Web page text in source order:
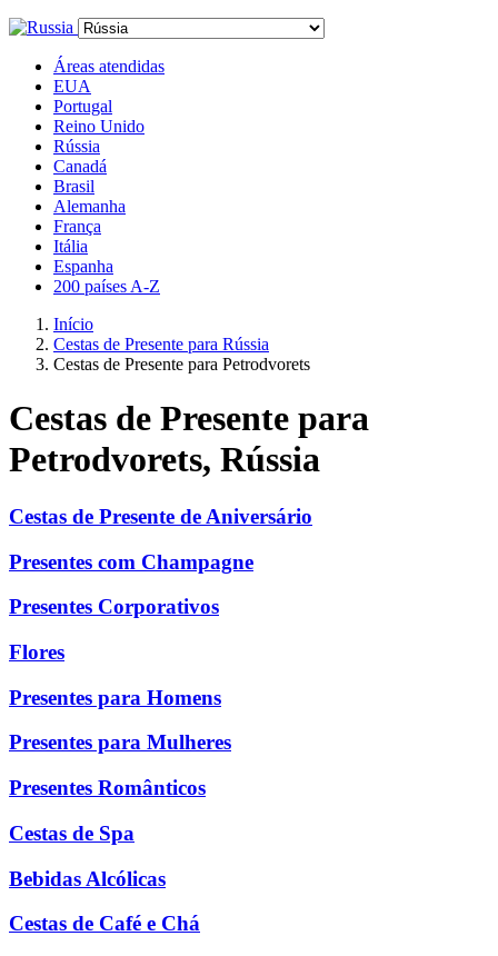
Áreas atendidas
EUA
Portugal
Reino Unido
Rússia
Canadá
Brasil
Alemanha
França
Itália
Espanha
200 países A-Z
Início
Cestas de Presente para Rússia
Cestas de Presente para Petrodvorets
Cestas de Presente para
Petrodvorets, Rússia
Cestas de Presente de Aniversário
Presentes com Champagne
Presentes Corporativos
Flores
Presentes para Homens
Presentes para Mulheres
Presentes Românticos
Cestas de Spa
Bebidas Alcólicas
Cestas de Café e Chá